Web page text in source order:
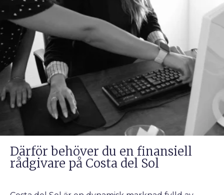
Därför behöver du en finansiell
rådgivare på Costa del Sol